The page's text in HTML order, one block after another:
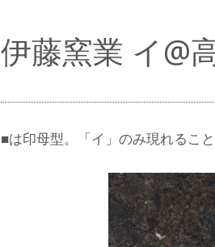
伊藤窯業 イ@
■は印母型。「イ」のみ現れるこ